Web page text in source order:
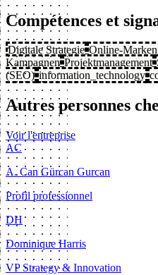
Compétences et
Digitale Strategie Online-
Kampagnen Projektmanagement
(SEO) information_technology
Autres personnes
Voir l'entreprise
AC
A. Can Gürcan Gurcan
Profil professionnel
DH
Dominique Harris
VP Strategy & Innovation